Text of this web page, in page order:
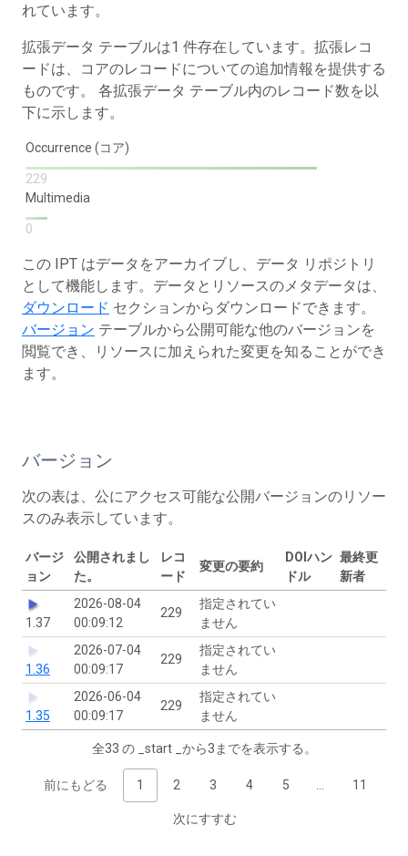
れています。
拡張データ テーブルは1 件存在しています。拡張レコ
ードは、コアのレコードについての追加情報を提供する
ものです。 各拡張データ テーブル内のレコード数を以
下に示します。
Occurrence (コア)
229
Multimedia
0
この IPT はデータをアーカイブし、データ リポジトリ
として機能します。データとリソースのメタデータは、
ダウンロード セクションからダウンロードできます。
バージョン テーブルから公開可能な他のバージョンを
閲覧でき、リソースに加えられた変更を知ることができ
ます。
バージョン
次の表は、公にアクセス可能な公開バージョンのリソー
スのみ表示しています。
バージ
ョン
公開されまし
た。
レコ
ード
変更の要約
DOIハン
ドル
最終更
新者
1.37
2026-08-04
00:09:12
229
指定されてい
ません
1.36
2026-07-04
00:09:17
229
指定されてい
ません
1.35
2026-06-04
00:09:17
229
指定されてい
ません
全33 の _start _から3までを表示する。
前にもどる 1 2 3 4 5 11
次にすすむ